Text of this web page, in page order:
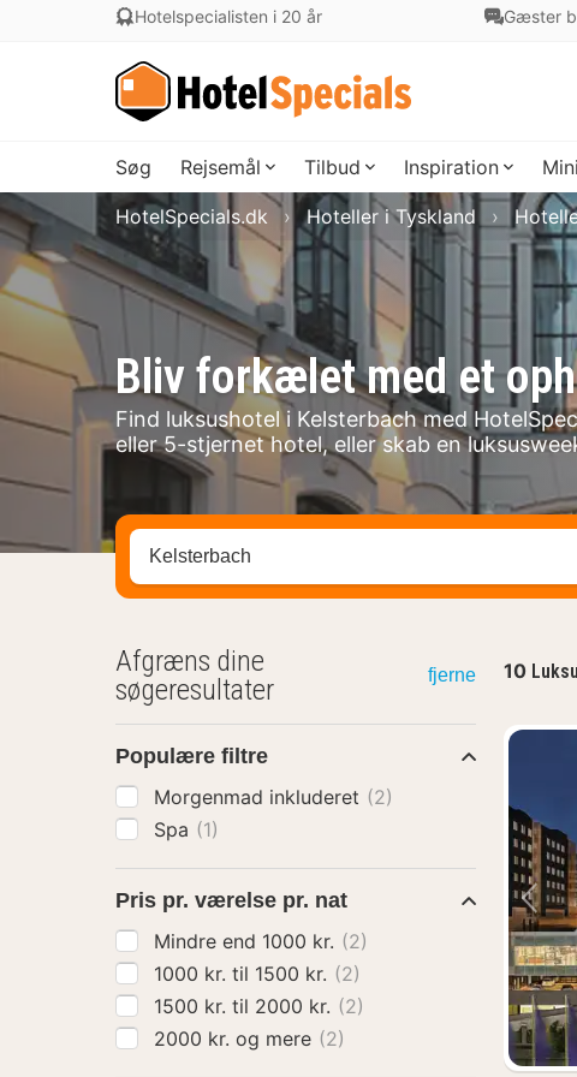
Hotelspecialisten i 20 år Gæster
Søg Rejsemål Tilbud Inspiration
Bliv forkælet med et
Find luksushotel i Kelsterbach med
eller 5-stjernet hotel, eller skab en
HotelSpecials.dk Hoteller i Tyskland
Søg efter destination ...
10
Afgræns dine
søgeresultater
fjerne
Populære filtre
Morgenmad inkluderet (2)
Spa (1)
Pris pr. værelse pr. nat
Mindre end 1000 kr. (2)
1000 kr. til 1500 kr. (2)
1500 kr. til 2000 kr. (2)
2000 kr. og mere (2)